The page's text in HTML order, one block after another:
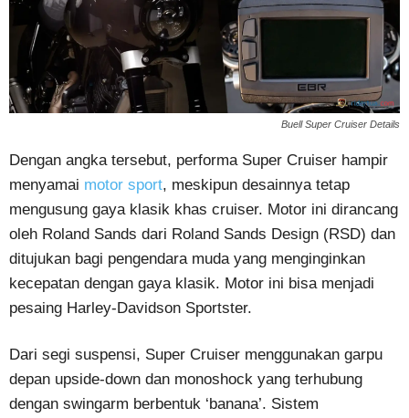
Buell Super Cruiser Details
Dengan angka tersebut, performa Super Cruiser hampir
menyamai motor sport, meskipun desainnya tetap
mengusung gaya klasik khas cruiser. Motor ini dirancang
oleh Roland Sands dari Roland Sands Design (RSD) dan
ditujukan bagi pengendara muda yang menginginkan
kecepatan dengan gaya klasik. Motor ini bisa menjadi
pesaing Harley-Davidson Sportster.
Dari segi suspensi, Super Cruiser menggunakan garpu
depan upside-down dan monoshock yang terhubung
dengan swingarm berbentuk ‘banana’. Sistem